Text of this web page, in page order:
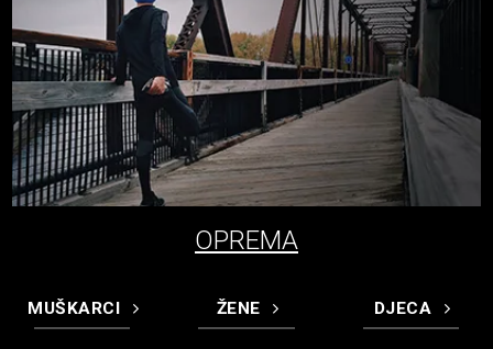
OPREMA
MUŠKARCI ŽENE DJECA